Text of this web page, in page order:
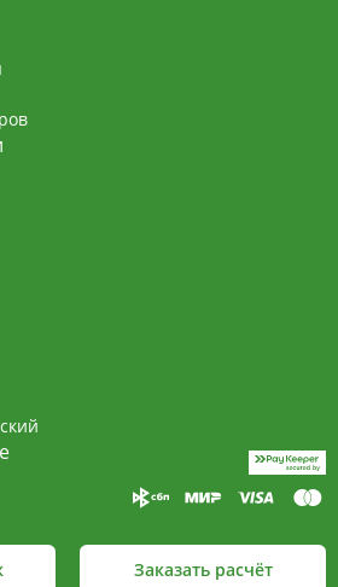
Заказать расчёт